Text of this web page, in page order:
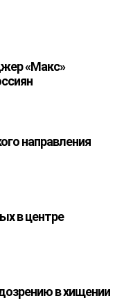
«Макс»
направления
в центре
в хищении